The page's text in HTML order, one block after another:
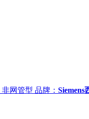
非网管型 品牌： Siemens